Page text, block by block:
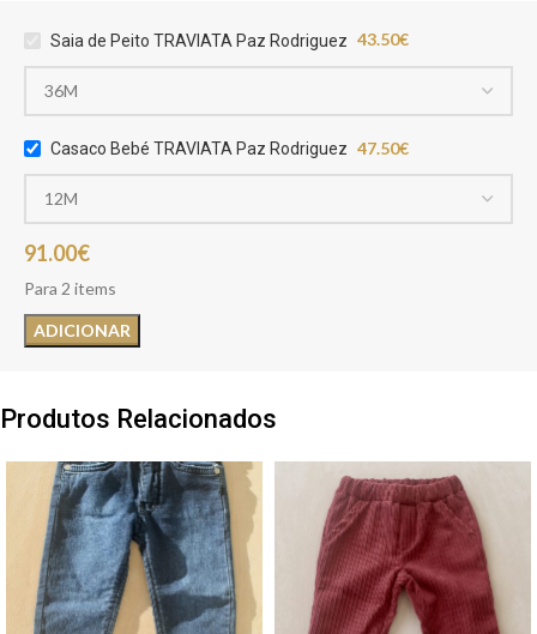
Saia de Peito TRAVIATA Paz Rodriguez 43.50€
Casaco Bebé TRAVIATA Paz Rodriguez 47.50€
91.00€
Para 2 items
ADICIONAR
Produtos Relacionados